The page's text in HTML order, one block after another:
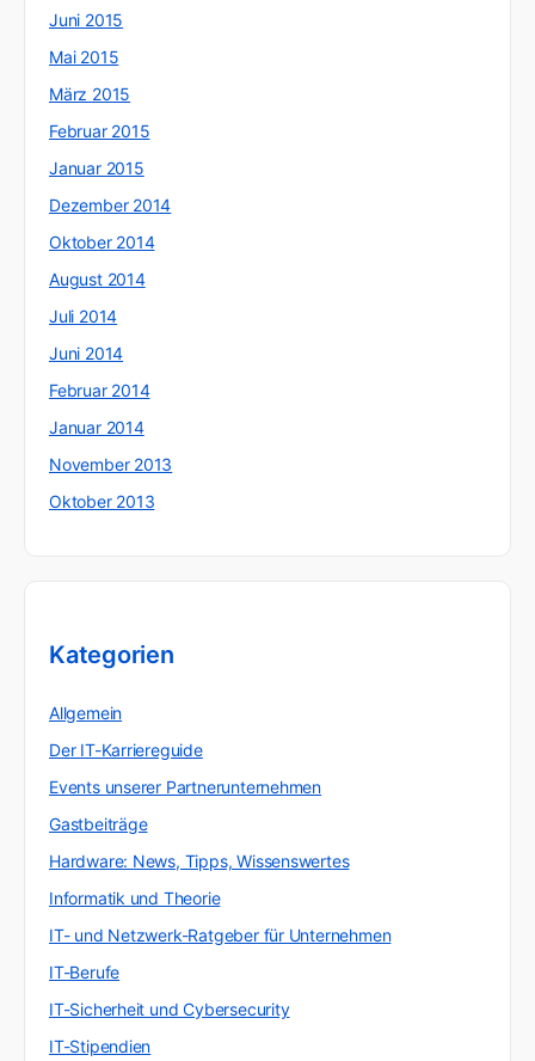
Juni 2015
Mai 2015
März 2015
Februar 2015
Januar 2015
Dezember 2014
Oktober 2014
August 2014
Juli 2014
Juni 2014
Februar 2014
Januar 2014
November 2013
Oktober 2013
Kategorien
Allgemein
Der IT-Karriereguide
Events unserer Partnerunternehmen
Gastbeiträge
Hardware: News, Tipps, Wissenswertes
Informatik und Theorie
IT- und Netzwerk-Ratgeber für Unternehmen
IT-Berufe
IT-Sicherheit und Cybersecurity
IT-Stipendien